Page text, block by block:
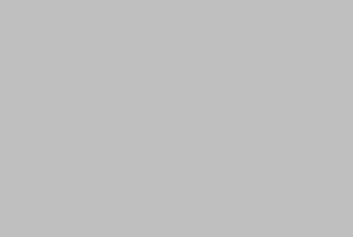
se
jeho